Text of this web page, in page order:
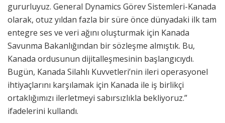
gururluyuz. General Dynamics Görev Sistemleri-Kanada
olarak, otuz yıldan fazla bir süre önce dünyadaki ilk tam
entegre ses ve veri ağını oluşturmak için Kanada
Savunma Bakanlığından bir sözleşme almıştık. Bu,
Kanada ordusunun dijitalleşmesinin başlangıcıydı.
Bugün, Kanada Silahlı Kuvvetleri’nin ileri operasyonel
ihtiyaçlarını karşılamak için Kanada ile iş birlikçi
ortaklığımızı ilerletmeyi sabırsızlıkla bekliyoruz.”
ifadelerini kullandı.